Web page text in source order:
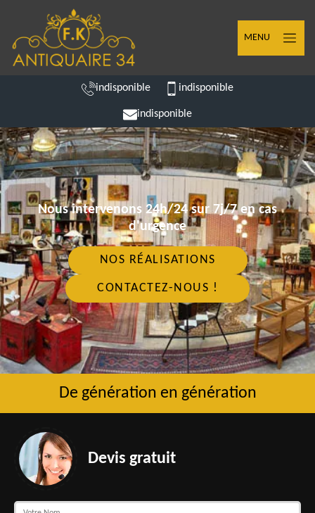
MENU
indisponible indisponible
indisponible
Nous intervenons 24h/24 sur 7j/7 en cas
d'urgence
NOS RÉALISATIONS
CONTACTEZ-NOUS !
De génération en génération
Devis gratuit